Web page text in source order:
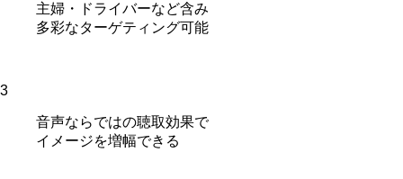
主婦・ドライバーなど含み
多彩なターゲティング可能
3
音声ならではの聴取効果で
イメージを増幅できる